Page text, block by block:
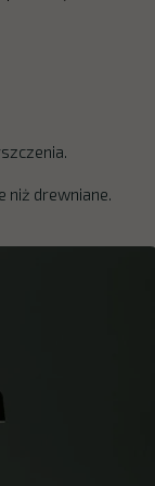
niż drewniane.